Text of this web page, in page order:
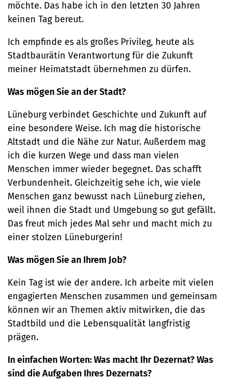
möchte. Das habe ich in den letzten 30 Jahren
keinen Tag bereut.
Ich empfinde es als großes Privileg, heute als
Stadtbaurätin Verantwortung für die Zukunft
meiner Heimatstadt übernehmen zu dürfen.
Was mögen Sie an der Stadt?
Lüneburg verbindet Geschichte und Zukunft auf
eine besondere Weise. Ich mag die historische
Altstadt und die Nähe zur Natur. Außerdem mag
ich die kurzen Wege und dass man vielen
Menschen immer wieder begegnet. Das schafft
Verbundenheit. Gleichzeitig sehe ich, wie viele
Menschen ganz bewusst nach Lüneburg ziehen,
weil ihnen die Stadt und Umgebung so gut gefällt.
Das freut mich jedes Mal sehr und macht mich zu
einer stolzen Lüneburgerin!
Was mögen Sie an Ihrem Job?
Kein Tag ist wie der andere. Ich arbeite mit vielen
engagierten Menschen zusammen und gemeinsam
können wir an Themen aktiv mitwirken, die das
Stadtbild und die Lebensqualität langfristig
prägen.
In einfachen Worten: Was macht Ihr Dezernat? Was
sind die Aufgaben Ihres Dezernats?